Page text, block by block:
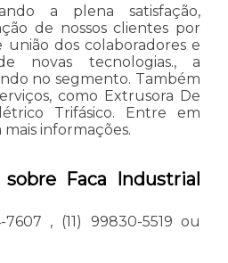
a plena satisfação,
de nossos clientes por
união dos colaboradores e
novas tecnologias., a
no segmento. Também
como Extrusora De
Trifásico. Entre em
informações.
Faca Industrial
7607 , (11) 99830-5519 ou